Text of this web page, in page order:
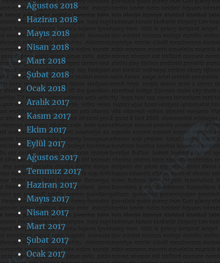
Ağustos 2018
Haziran 2018
Mayıs 2018
Nisan 2018
Mart 2018
Şubat 2018
Ocak 2018
Aralık 2017
Kasım 2017
Ekim 2017
Eylül 2017
Ağustos 2017
Temmuz 2017
Haziran 2017
Mayıs 2017
Nisan 2017
Mart 2017
Şubat 2017
Ocak 2017